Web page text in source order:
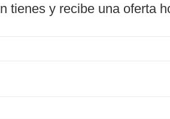
tienes y recibe una oferta